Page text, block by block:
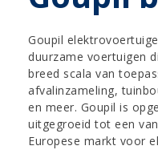
Goupil
duurzame voertuigen
breed scala van
afvalinzameling,
en meer. Goupil is
uitgegroeid tot een
Europese markt voor